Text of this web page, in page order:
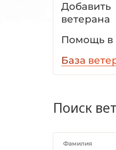
Добавить
ветерана
Помощь в
База
Поиск